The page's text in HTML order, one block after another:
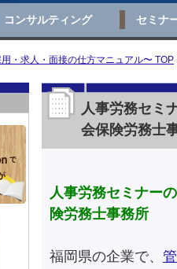
コンサルティング セミナ
・求人・面接の仕方マニュアル〜 TOP
人事労務セミ
会保険労務士
人事労務セミナー
険労務士事務所
福岡県の企業で、